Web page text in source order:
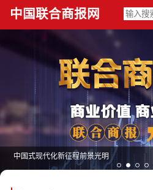
中国联合商报网
中国式现代化新征程前景光明